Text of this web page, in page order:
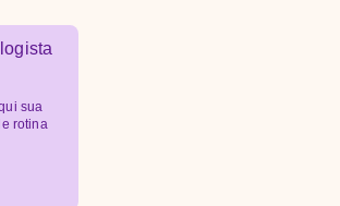
sua
rotina